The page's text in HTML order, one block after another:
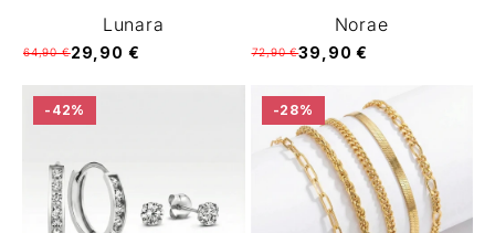
Lunara
64,90 €29,90 €
Norae
72,90 €39,90 €
-42% -28%